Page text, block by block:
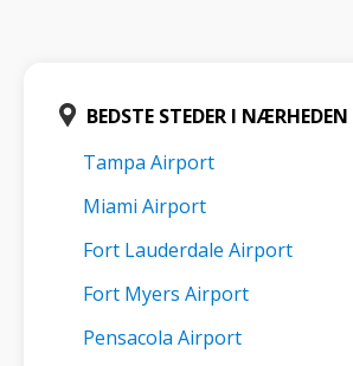
BEDSTE STEDER I NÆRHEDEN
Tampa Airport
Miami Airport
Fort Lauderdale Airport
Fort Myers Airport
Pensacola Airport